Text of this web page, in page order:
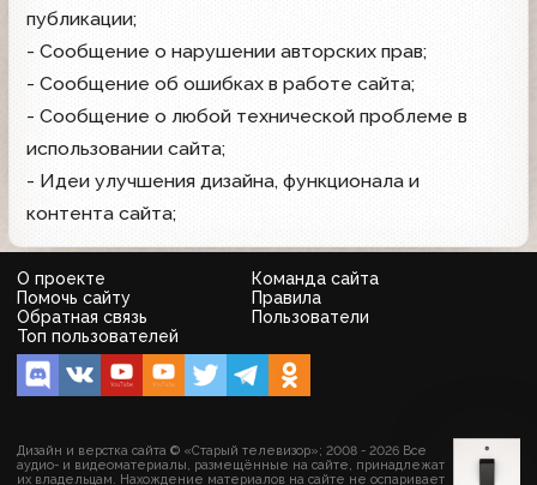
публикации;
- Сообщение о нарушении авторских прав;
- Сообщение об ошибках в работе сайта;
- Сообщение о любой технической проблеме в
использовании сайта;
- Идеи улучшения дизайна, функционала и
контента сайта;
О проекте
Команда сайта
Помочь сайту
Правила
Обратная связь
Пользователи
Топ пользователей
Дизайн и верстка сайта © «Старый телевизор»; 2008 - 2026 Все
аудио- и видеоматериалы, размещённые на сайте, принадлежат
их владельцам. Нахождение материалов на сайте не оспаривает